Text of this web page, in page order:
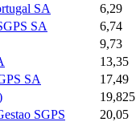
SA
6,29
SA
6,74
9,73
13,35
SA
17,49
19,825
SGPS
20,05